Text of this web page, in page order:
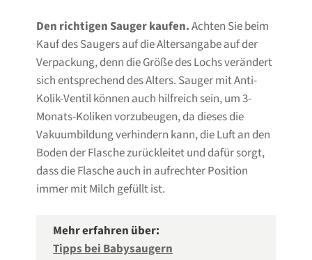
Den richtigen Sauger kaufen.Achten Sie beim
Kauf des Saugers auf die Altersangabe auf der
Verpackung, denn die Größe des Lochs verändert
sich entsprechend des Alters. Sauger mit Anti-
Kolik-Ventil können auch hilfreich sein, um 3-
Monats-Koliken vorzubeugen, da dieses die
Vakuumbildung verhindern kann, die Luft an den
Boden der Flasche zurückleitet und dafür sorgt,
dass die Flasche auch in aufrechter Position
immer mit Milch gefüllt ist.
Mehr erfahren über:
Tipps bei Babysaugern